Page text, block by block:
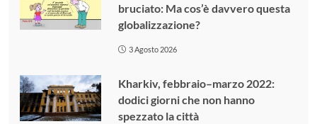
bruciato: Ma cos’è davvero questa
globalizzazione?
3 Agosto 2026
Kharkiv, febbraio–marzo 2022:
dodici giorni che non hanno
spezzato la città